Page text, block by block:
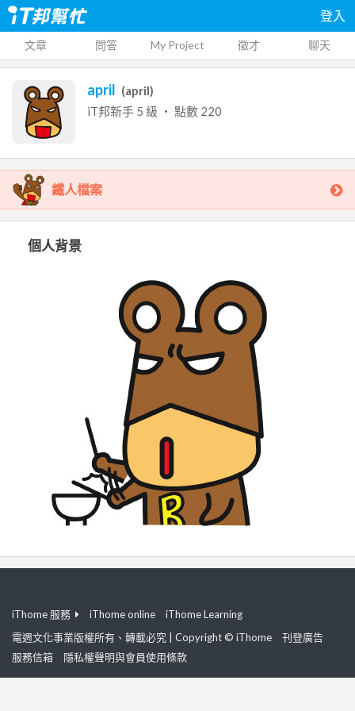
登入
文章 問答 My Project 徵才 聊天
april (april)
iT邦新手 5 級 ‧ 點數 220
鐵人檔案
個人背景
iThome 服務 iThome online
iThome Learning
電週文化事業版權所有、轉載必究 | Copyright © iThome
刊登廣告
服務信箱
隱私權聲明與會員使用條款